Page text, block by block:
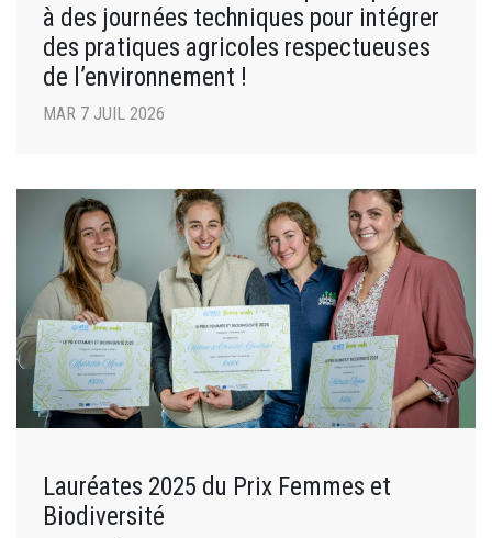
à des journées techniques pour intégrer
des pratiques agricoles respectueuses
de l’environnement !
MAR 7 JUIL 2026
Lauréates 2025 du Prix Femmes et
Biodiversité